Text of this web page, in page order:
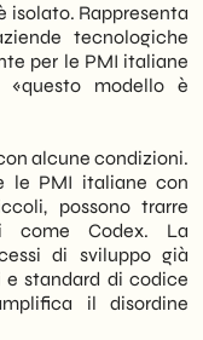
isolato. Rappresenta
tecnologiche
per le PMI italiane
«questo modello è
alcune condizioni.
le PMI italiane con
possono trarre
come Codex. La
di sviluppo già
standard di codice
il disordine